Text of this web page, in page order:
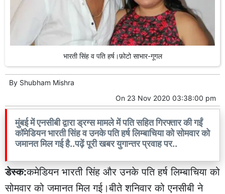
भारती सिंह व पति हर्ष।फ़ोटो साभार-गूगल
By Shubham Mishra
On 23 Nov 2020 03:38:00 pm
मुंबई में एनसीबी द्वारा ड्रग्स मामले में पति सहित गिरफ्तार की गईं
कॉमेडियन भारती सिंह व उनके पति हर्ष लिम्बाचिया को सोमवार को
जमानत मिल गई है..पढ़ें पूरी खबर युगान्तर प्रवाह पर..
डेस्क:कमेडियन भारती सिंह और उनके पति हर्ष लिम्बाचिया को
सोमवार को जमानत मिल गई।बीते शनिवार को एनसीबी ने